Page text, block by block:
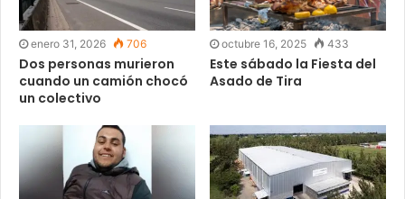
enero 31, 2026 706
Dos personas murieron
cuando un camión chocó
un colectivo
octubre 16, 2025 433
Este sábado la Fiesta del
Asado de Tira